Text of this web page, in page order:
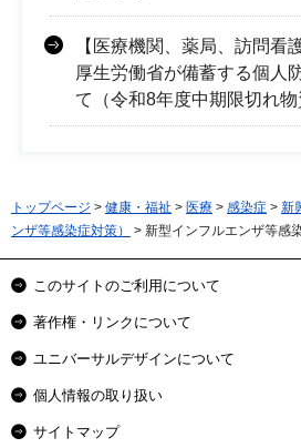
【医療機関、薬局、訪問看
厚生労働省が備蓄する個人
て（令和8年度中期限切れ物
トップページ > 健康・福祉 > 医療 > 感染症 > 新
ンザ等感染症対策）
> 新型インフルエンザ等感
このサイトのご利用について
著作権・リンクについて
ユニバーサルデザインについて
個人情報の取り扱い
サイトマップ